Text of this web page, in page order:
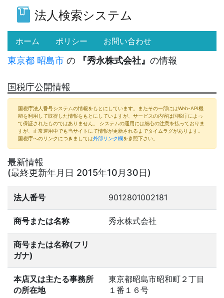
法人検索システム
ホーム (current)
ポリシー お問い合わせ
東京都 昭島市 の 『秀永株式会社』 の情報
国税庁公開情報
国税庁法人番号システムの情報をもとにしています。またその一部にはWeb-API機
能を利用して取得した情報をもとにしていますが、サービスの内容は国税庁によっ
て保証されたものではありません。 システムの運用には細心の注意を払っておりま
すが、正常運用中でも当サイトにて情報が更新されるまでタイムラグがあります。
国税庁へのリンクにつきましては外部リンク欄を参照下さい。
最新情報
(最終更新年月日 2015年10月30日)
法人番号 9012801002181
商号または名称 秀永株式会社
商号または名称(フリ
ガナ)
本店又は主たる事務所
の所在地
東京都昭島市昭和町２丁目
１番１６号